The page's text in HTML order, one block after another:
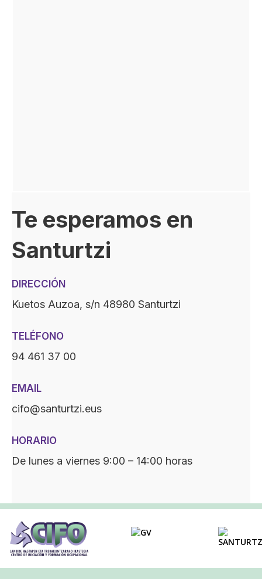
Te esperamos en
Santurtzi
DIRECCIÓN
Kuetos Auzoa, s/n 48980 Santurtzi
TELÉFONO
94 461 37 00
EMAIL
cifo@santurtzi.eus
HORARIO
De lunes a viernes 9:00 – 14:00 horas